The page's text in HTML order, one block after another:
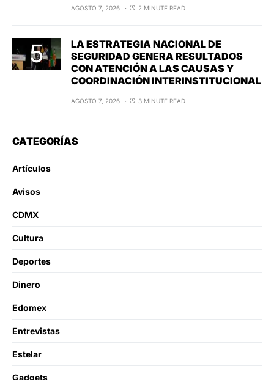
AGOSTO 7, 2026 2 MINUTE READ
LA ESTRATEGIA NACIONAL DE
SEGURIDAD GENERA RESULTADOS
CON ATENCIÓN A LAS CAUSAS Y
COORDINACIÓN INTERINSTITUCIONAL
AGOSTO 7, 2026 3 MINUTE READ
CATEGORÍAS
Artículos
Avisos
CDMX
Cultura
Deportes
Dinero
Edomex
Entrevistas
Estelar
Gadgets